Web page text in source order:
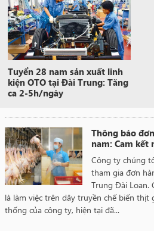
Tuyển 28 nam sản xuất linh
kiện OTO tại Đài Trung: Tăng
ca 2-5h/ngày
Thông báo
nam: Cam kết
Công ty chúng
tham gia đơn
Trung Đài Loan.
là làm việc trên dây truyền chế biến thịt
thống của công ty, hiện tại đã...